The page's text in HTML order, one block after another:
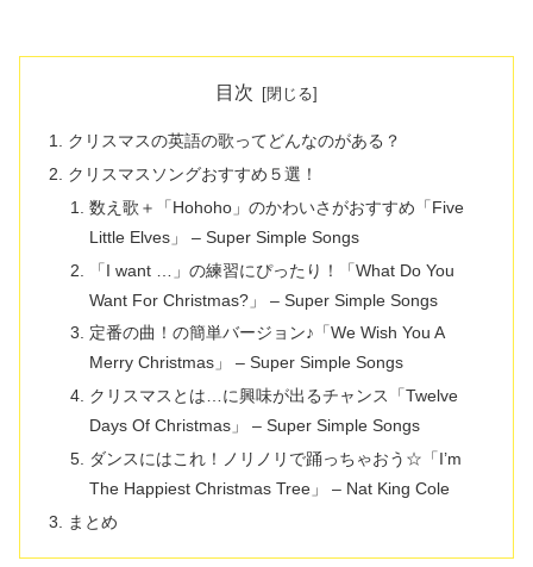
目次
クリスマスの英語の歌ってどんなのがある？
クリスマスソングおすすめ５選！
数え歌＋「Hohoho」のかわいさがおすすめ「Five
Little Elves」 – Super Simple Songs
「I want …」の練習にぴったり！「What Do You
Want For Christmas?」 – Super Simple Songs
定番の曲！の簡単バージョン♪「We Wish You A
Merry Christmas」 – Super Simple Songs
クリスマスとは…に興味が出るチャンス「Twelve
Days Of Christmas」 – Super Simple Songs
ダンスにはこれ！ノリノリで踊っちゃおう☆「I’m
The Happiest Christmas Tree」 – Nat King Cole
まとめ